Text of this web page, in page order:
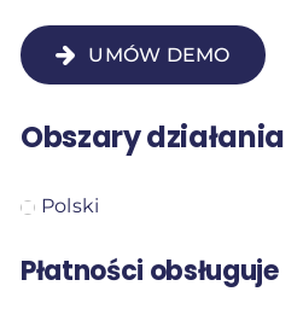
UMÓW DEMO
Obszary działania
Polski
Płatności obsługuje